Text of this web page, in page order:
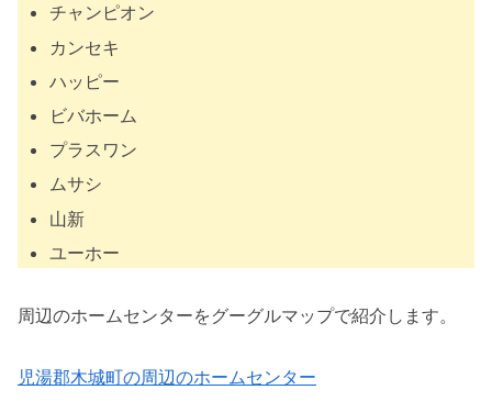
チャンピオン
カンセキ
ハッピー
ビバホーム
プラスワン
ムサシ
山新
ユーホー
周辺のホームセンターをグーグルマップで紹介します。
児湯郡木城町の周辺のホームセンター